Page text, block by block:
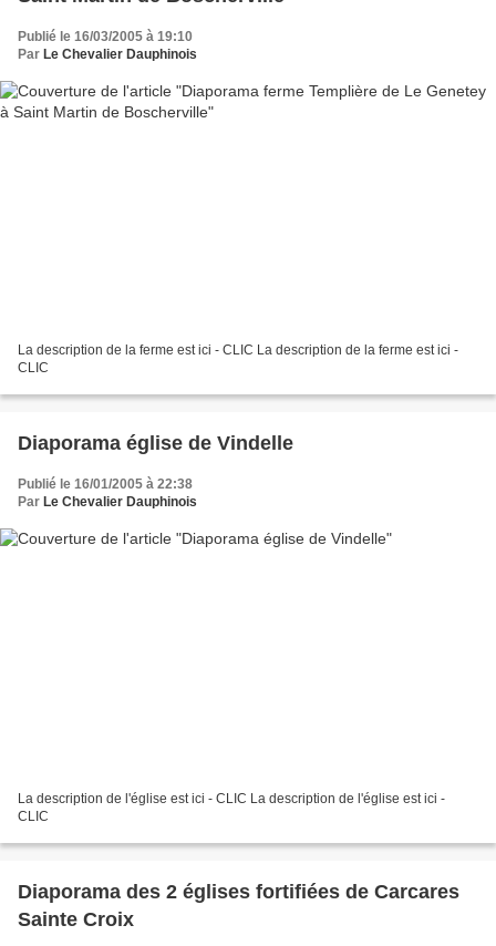
Publié le 16/03/2005 à 19:10
Par Le Chevalier Dauphinois
La description de la ferme est ici - CLIC La description de la ferme est ici -
CLIC
Diaporama église de Vindelle
Publié le 16/01/2005 à 22:38
Par Le Chevalier Dauphinois
La description de l'église est ici - CLIC La description de l'église est ici -
CLIC
Diaporama des 2 églises fortifiées de Carcares
Sainte Croix